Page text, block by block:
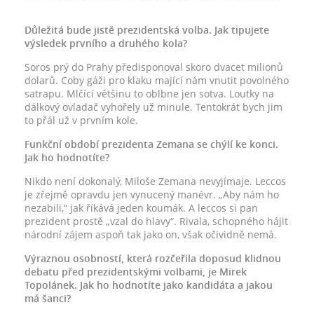
Důležitá bude jistě prezidentská volba. Jak tipujete
výsledek prvního a druhého kola?
Soros prý do Prahy předisponoval skoro dvacet milionů
dolarů. Coby gáži pro klaku mající nám vnutit povolného
satrapu. Mlčící většinu to oblbne jen sotva. Loutky na
dálkový ovladač vyhořely už minule. Tentokrát bych jim
to přál už v prvním kole.
Funkční období prezidenta Zemana se chýlí ke konci.
Jak ho hodnotíte?
Nikdo není dokonalý, Miloše Zemana nevyjímaje. Leccos
je zřejmě opravdu jen vynucený manévr. „Aby nám ho
nezabili,“ jak říkává jeden koumák. A leccos si pan
prezident prostě „vzal do hlavy“. Rivala, schopného hájit
národní zájem aspoň tak jako on, však očividně nemá.
Výraznou osobností, která rozčeřila doposud klidnou
debatu před prezidentskými volbami, je Mirek
Topolánek. Jak ho hodnotíte jako kandidáta a jakou
má šanci?